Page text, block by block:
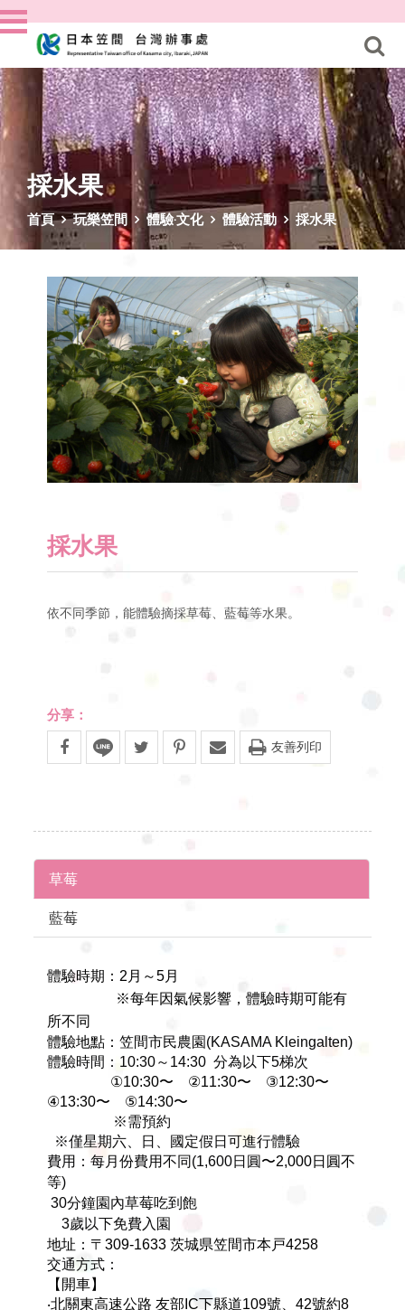
採水果
首頁 玩樂笠間 體驗‧文化 體驗活動 採水果
採水果
依不同季節，能體驗摘採草莓、藍莓等水果。
分享：
友善列印
草莓
藍莓
體驗時期：2月～5月
※每年因氣候影響，體驗時期可能有
所不同
體驗地點：笠間市民農園(KASAMA Kleingalten)
體驗時間：10:30～14:30 分為以下5梯次
①10:30〜 ②11:30〜 ③12:30〜
④13:30〜 ⑤14:30〜
※需預約
※僅星期六、日、國定假日可進行體驗
費用：每月份費用不同(1,600日圓〜2,000日圓不
等)
30分鐘園內草莓吃到飽
3歲以下免費入園
地址： 〒309-1633 茨城県笠間市本戸4258
交通方式：
【開車】
‧北關東高速公路 友部IC下縣道109號、42號約8